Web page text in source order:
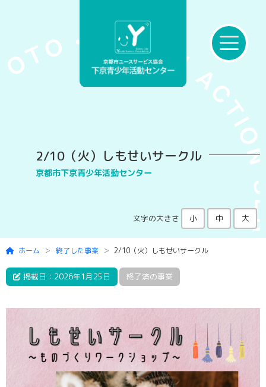
2/10（火）しもせいサークル
京都市下京青少年活動センター
文字の大きさ 小 中 大
ホーム 終了した事業 2/10（火）しもせいサークル
掲載日：2026年1月25日 終了済の事業